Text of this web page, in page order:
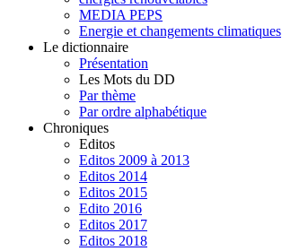
MEDIA PEPS
Energie et changements climatiques
Le dictionnaire
Présentation
Les Mots du DD
Par thème
Par ordre alphabétique
Chroniques
Editos
Editos 2009 à 2013
Editos 2014
Editos 2015
Edito 2016
Editos 2017
Editos 2018